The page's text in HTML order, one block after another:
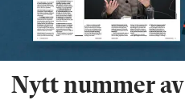
Nytt nummer